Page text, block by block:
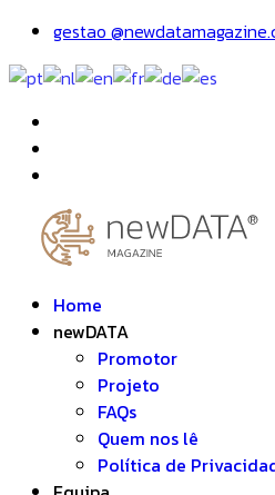
gestao
Home
newDATA
Promotor
Projeto
FAQs
Quem nos lê
Política de